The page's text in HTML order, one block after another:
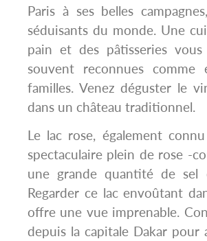
Paris à ses belles
séduisants du monde. Une
pain et des pâtisseries
souvent reconnues
familles. Venez déguster le
dans un château traditionnel.
Le lac rose, également
spectaculaire plein de rose -
une grande quantité de sel
Regarder ce lac envoûtant
offre une vue imprenable.
depuis la capitale Dakar pour